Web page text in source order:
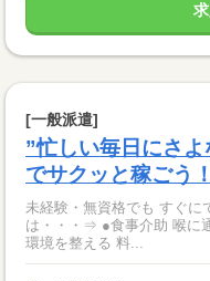
[一般派遣]
”忙しい毎日にさ
でサクッと稼ごう！
未経験・無資格でも すぐにでき
は・・・⇒ ●食事介助 喉に通りやすい工夫をするなど 食事しやすい
環境を整える 料...